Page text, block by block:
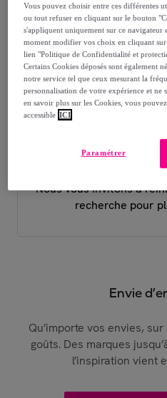
Comment sont classées nos
Vendu pardes partenaires
Filtrer 1 Catégorie
Aucun
Nous vous invitons à
recherche pour
Envie
Qu’importe vos envies,
goûts. Des marques
l’inspiration vient
Vous pouvez choisir entre ces différentes
ou tout refuser en cliquant sur le bouton
s'appliquent uniquement sur ce
moment modifier vos choix en cliquant sur
lien "Politique de Confidentialité et
Certains Cookies déposés sont également
notre service tel que ceux mesurant la
personnalisation de votre expérience et ne
en savoir plus sur les Cookies, vous
accessible ICI
Paramétrer